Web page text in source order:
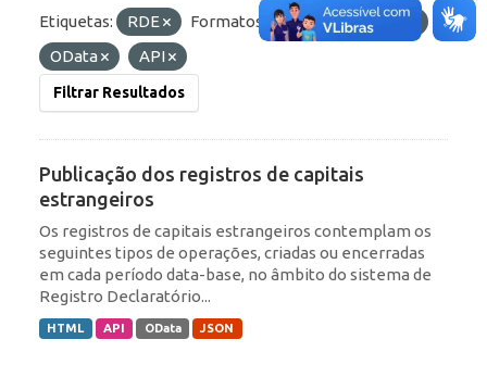
Etiquetas: RDE Formatos: JSON
HTML
OData
API
Filtrar Resultados
Publicação dos registros de capitais
estrangeiros
Os registros de capitais estrangeiros contemplam os
seguintes tipos de operações, criadas ou encerradas
em cada período data-base, no âmbito do sistema de
Registro Declaratório...
HTML API OData JSON